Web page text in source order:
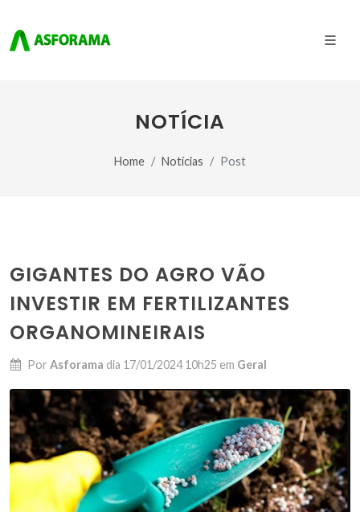
NOTÍCIA
Home Notícias Post
GIGANTES DO AGRO VÃO
INVESTIR EM FERTILIZANTES
ORGANOMINEIRAIS
Por Asforama dia 17/01/2024 10h25 em Geral